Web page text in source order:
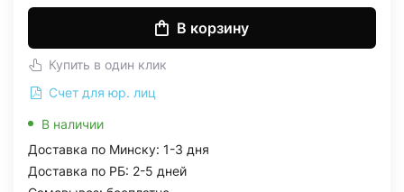
В корзину
Купить в один клик
Счет для юр. лиц
В наличии
Доставка по Минску: 1-3 дня
Доставка по РБ: 2-5 дней